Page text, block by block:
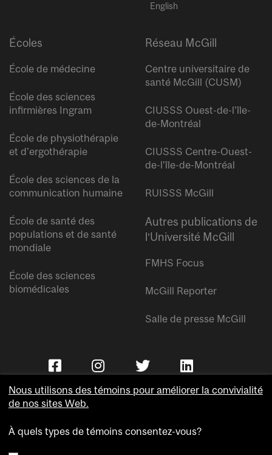
English
Écoles
École de médecine
École des sciences
infirmières Ingram
École de physiothérapie
et d’ergothérapie
École des sciences de la
communication humaine
École de santé des
populations et de santé
mondiale
École des sciences
biomédicales
Réseau McGill
Centre universitaire de
santé McGill (CUSM)
CIUSSS Ouest-de-l’île-
de-Montréal
CIUSSS Centre-Ouest-
de-l’île-de-Montréal
RUISSS McGill
Autres publications de
l’Université McGill
FMHS Focus
McGill Reporter
Salle de presse McGill
Nous utilisons des témoins pour améliorer la convivialité
de nos sites Web.
À quels types de témoins consentez-vous?